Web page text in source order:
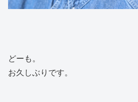
どーも。
お久しぶりです。